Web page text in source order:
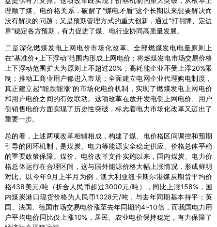
理顺了煤、电价格关系，破解了“煤电矛盾”这个长期以来想要解决而
没有解决的问题；又是预期管理方式的重大创新，通过“打明牌、定边
界”稳定各方预期，有力促进了煤、电行业协同高质量发展。
二是深化燃煤发电上网电价市场化改革。全部燃煤发电电量原则上
在“基准价+上下浮动”范围内形成上网电价；将燃煤发电市场交易价格
上下浮动范围扩大为原则上不超过20%，高耗能企业不受上浮20%限
制；推动工商业用户都进入市场；全面建立电网企业代理购电制度，
真正建立起“能跌能涨”的市场化电价机制，实现了燃煤发电上网电价
和用户电价之间的有效联动。这项改革在放开发电侧上网电价、用户
侧销售电价方面实现了历史性突破，标志着电力市场化改革又迈出了
重要一步。
总的看，上述两项改革相辅相成，构建了煤、电价格区间调控和预期
引导的闭环机制，是煤炭、电力等能源安全稳定供应、价格总体平稳
的重要政策保障。煤价、电价改革文件实施以来，国内煤炭、电力价
格总体运行在合理区间，这与国外能源价格大幅上涨情况，形成鲜明
对比。以今年9月上半月为例，澳大利亚纽卡斯尔港煤炭期货平均价
格438美元/吨（折合人民币超过3000元/吨），同比上涨158%，国
内煤炭港口现货价格为人民币1028元/吨，与去年同期基本持平；英
国、法国、德国市场交易电价涨至去年同期的4~10倍，而我国电力用
户平均电价同比仅上涨10%，居民、农业电价保持稳定，有力保障了